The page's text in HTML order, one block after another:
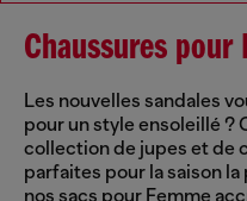
Chaussures pour
Les nouvelles sandales
pour un style ensoleillé ?
collection de jupes et de
parfaites pour la saison